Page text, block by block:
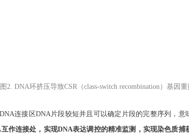
图2. DNA环挤压导致CSR（class-switch recombination）基因
连接区DNA片段较短并且可以确定片段的完整序列，意
作连接处，实现DNA表达调控的精准监测，实现染色质捕